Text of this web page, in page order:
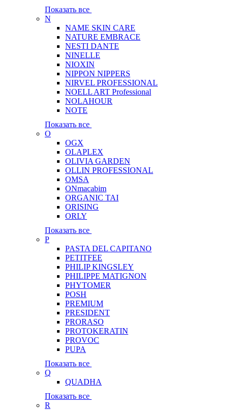
Показать все
N
NAME SKIN CARE
NATURE EMBRACE
NESTI DANTE
NINELLE
NIOXIN
NIPPON NIPPERS
NIRVEL PROFESSIONAL
NOELL ART Professional
NOLAHOUR
NOTE
Показать все
O
OGX
OLAPLEX
OLIVIA GARDEN
OLLIN PROFESSIONAL
OMSA
ONmacabim
ORGANIC TAI
ORISING
ORLY
Показать все
P
PASTA DEL CAPITANO
PETITFEE
PHILIP KINGSLEY
PHILIPPE MATIGNON
PHYTOMER
POSH
PREMIUM
PRESIDENT
PRORASO
PROTOKERATIN
PROVOC
PUPA
Показать все
Q
QUADHA
Показать все
R